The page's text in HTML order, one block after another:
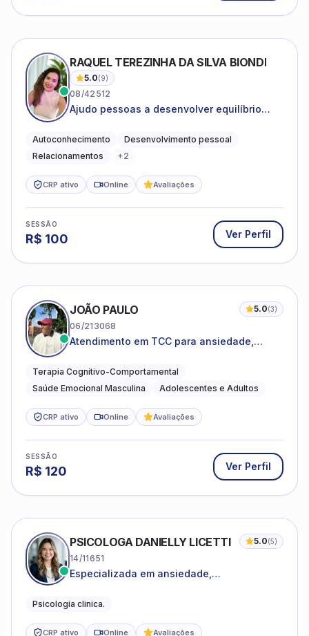
RAQUEL TEREZINHA DA SILVA BIONDI
5.0(9)
08/42512
Ajudo pessoas a desenvolver equilíbrio
Autoconhecimento
Desenvolvimento pessoal
Relacionamentos
+2
CRP ativo Online Avaliações
SESSÃO
R$ 100 Ver Perfil
JOÃO PAULO 5.0(3)
06/213068
Atendimento em TCC para ansiedade,
emocional
Terapia Cognitivo-Comportamental
Saúde Emocional Masculina
Adolescentes e Adultos
CRP ativo Online Avaliações
SESSÃO
R$ 120 Ver Perfil
PSICOLOGA DANIELLY LICETTI 5.0(5)
14/11651
Especializada em ansiedade,
Psicologia clinica.
CRP ativo Online Avaliações